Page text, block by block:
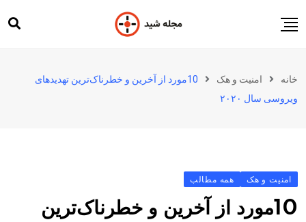
to
شید
خانه امنیت و هک
10مورد از آخرین و خطرناک‌ترین تهدیدهای
ویروسی سال ۲۰۲۰
امنیت و هک همه مطالب
10مورد از آخرین و خطرناک‌ترین